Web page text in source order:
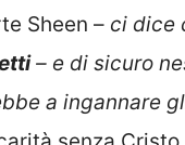
Sheen – ci dice
– e di sicuro
a ingannare